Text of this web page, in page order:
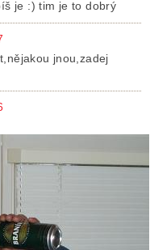
je :) tim je to dobrý
jnou,zadej